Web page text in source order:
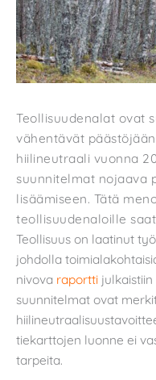
Teollisuudenalat ovat
vähentävät
hiilineutraali vuonna
suunnitelmat nojaava
lisäämiseen. Tätä
teollisuudenaloille
Teollisuus on laatinut
johdolla
nivova raportti
suunnitelmat ovat
tiekarttojen luonne ei
tarpeita.